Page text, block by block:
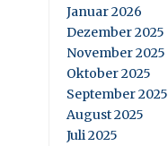
Januar 2026
Dezember 2025
November 2025
Oktober 2025
September 2025
August 2025
Juli 2025